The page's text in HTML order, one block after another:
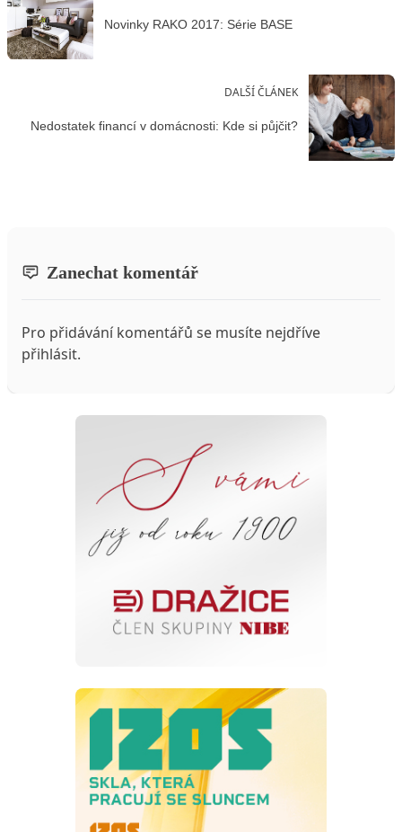
Novinky RAKO 2017: Série BASE
DALŠÍ ČLÁNEK
Nedostatek financí v domácnosti: Kde si půjčit?
Zanechat komentář
Pro přidávání komentářů se musíte nejdříve
přihlásit.